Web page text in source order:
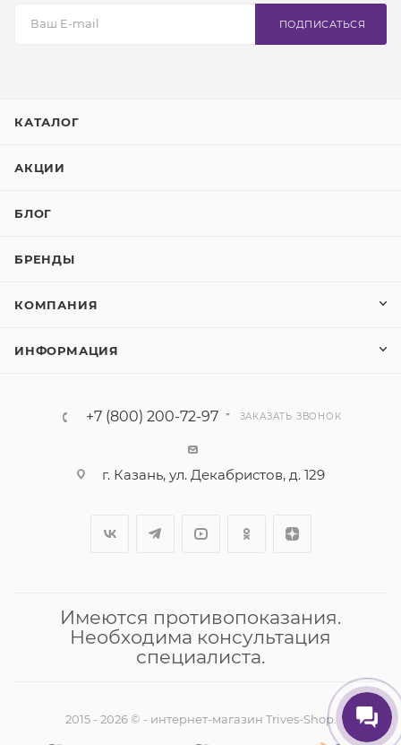
ПОДПИСАТЬСЯ
КАТАЛОГ
АКЦИИ
БЛОГ
БРЕНДЫ
КОМПАНИЯ
ИНФОРМАЦИЯ
+7 (800) 200-72-97 ЗАКАЗАТЬ ЗВОНОК
г. Казань, ул. Декабристов, д. 129
Имеются противопоказания.
Необходима консультация
специалиста.
2015 - 2026 © - интернет-магазин Trives-Shop.